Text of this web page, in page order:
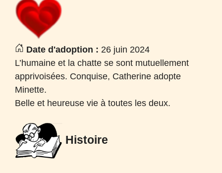
Date d'adoption : 26 juin 2024
L’humaine et la chatte se sont mutuellement
apprivoisées. Conquise, Catherine adopte
Minette.
Belle et heureuse vie à toutes les deux.
Histoire